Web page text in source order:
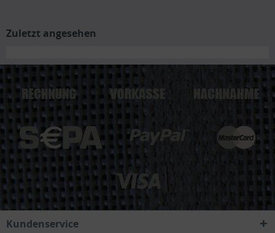
Zuletzt angesehen
Kundenservice